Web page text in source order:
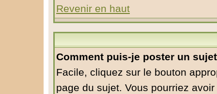
Revenir en haut
Comment puis-je poster un
Facile, cliquez sur le bouton
page du sujet. Vous pourriez